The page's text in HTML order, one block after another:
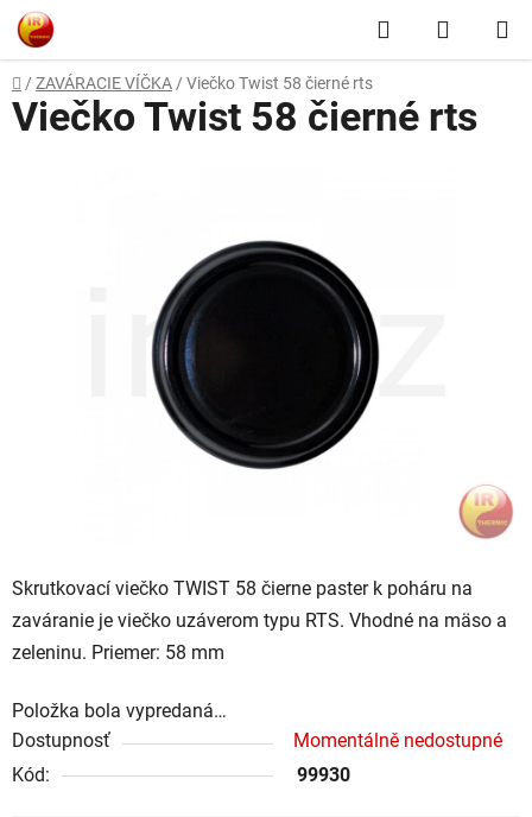
Prejsť
na
obsah
Hľadať
KOŠÍK
Domov
/ ZAVÁRACIE VÍČKA / Viečko Twist 58 čierné rts
Skrutkovací viečko TWIST 58 čierne paster k poháru na
zaváranie je viečko uzáverom typu RTS. Vhodné na mäso a
zeleninu. Priemer: 58 mm
Položka bola vypredaná…
Dostupnosť
Momentálně nedostupné
Kód:
99930
Viečko Twist 58 čierné rts